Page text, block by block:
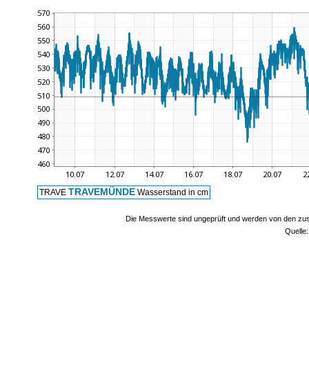
TRAVE TRAVEMÜNDEWasserstand in cm
Die Messwerte sind ungeprüft und werden von den